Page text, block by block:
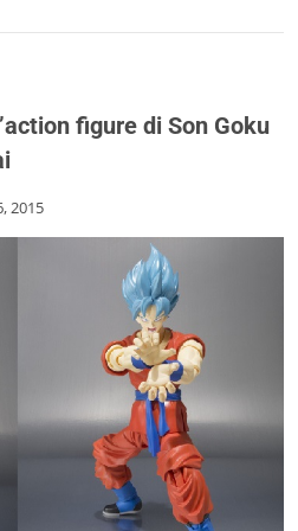
figure di Son Goku
2015